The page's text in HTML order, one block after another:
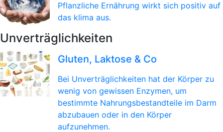
Pflanzliche Ernährung wirkt sich positiv auf
das klima aus.
Unverträglichkeiten
Gluten, Laktose & Co
Bei Unverträglichkeiten hat der Körper zu
wenig von gewissen Enzymen, um
bestimmte Nahrungsbestandteile im Darm
abzubauen oder in den Körper
aufzunehmen.